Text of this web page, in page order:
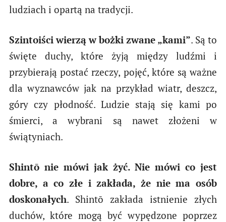
ludziach i opartą na tradycji.
Szintoiści wierzą w bożki zwane „kami”. Są to
święte duchy, które żyją między ludźmi i
przybierają postać rzeczy, pojęć, które są ważne
dla wyznawców jak na przykład wiatr, deszcz,
góry czy płodność. Ludzie stają się kami po
śmierci, a wybrani są nawet złożeni w
świątyniach.
Shintō nie mówi jak żyć. Nie mówi co jest
dobre, a co złe i zakłada, że nie ma osób
doskonałych. Shintō zakłada istnienie złych
duchów, które mogą być wypędzone poprzez